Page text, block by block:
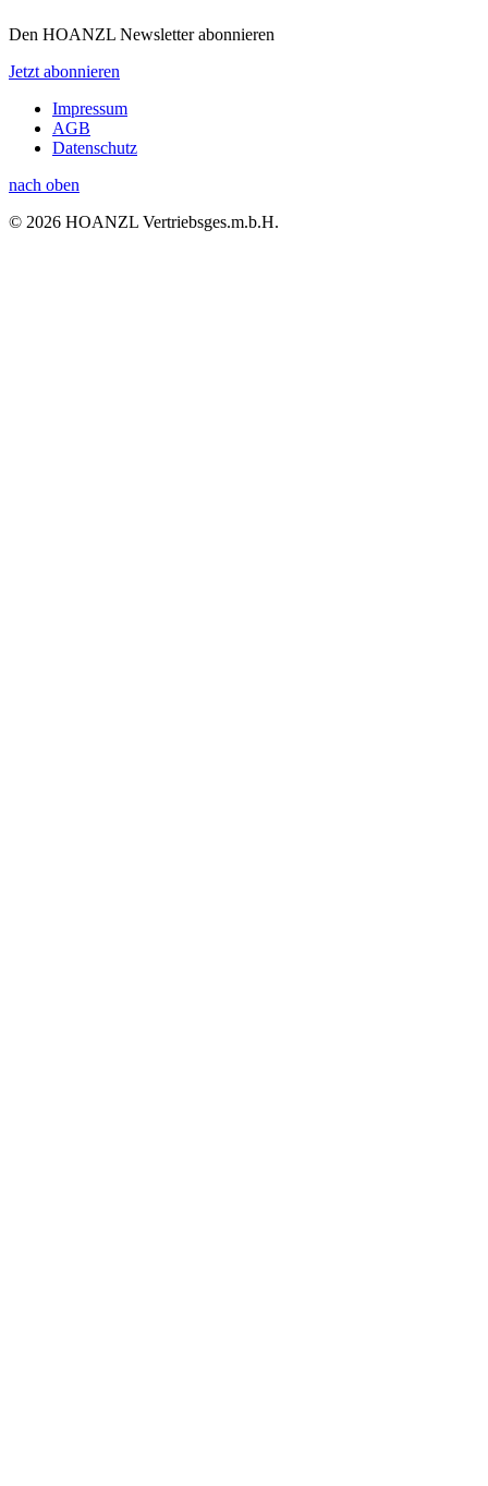
Den HOANZL Newsletter abonnieren
Jetzt abonnieren
Impressum
AGB
Datenschutz
nach oben
© 2026 HOANZL Vertriebsges.m.b.H.